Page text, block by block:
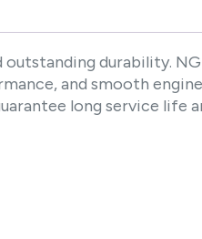
durability.
and smooth
long service life